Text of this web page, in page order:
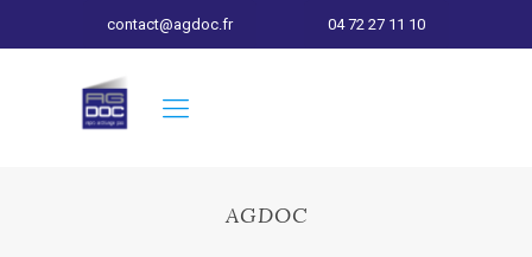
contact@agdoc.fr 04 72 27 11 10
AGDOC